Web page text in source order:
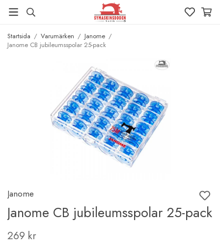
Startsida / Varumärken / Janome /
Janome CB jubileumsspolar 25-pack
Janome
Janome CB jubileumsspolar 25-pack
269 kr